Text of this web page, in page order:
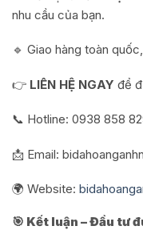
nhu cầu của bạn.
🔹 Giao hàng toàn
👉 LIÊN HỆ NGAY để
📞 Hotline: 0938 858
📩 Email:
🌍 Website:
🎯 Kết luận – Đầu tư